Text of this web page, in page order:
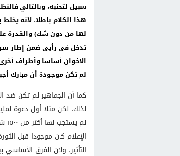
سبيل لتجنبه، وبالتالي
هذا الكلام باطلا، لأنه
لها من دون شك) والقدرة
تدخل في رأيي ضمن إطار
الاخوان أساسا وأطراف
لم تكن موجودة أن مبارك
كما أن الجماهير لم تكن
الإعلام كان موجودا قبل
التأثير، ولان الفرق